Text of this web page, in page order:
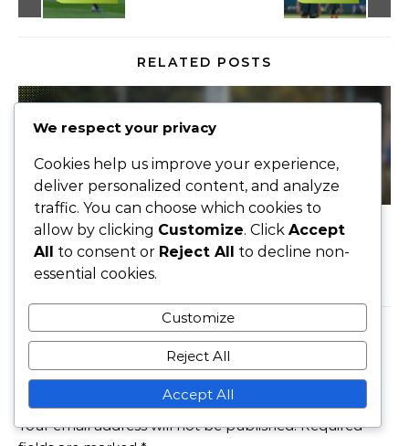
RELATED POSTS
Tactische Analyse van de 3-5-2 Formatie: Analyse
van de wedstrijdprestaties
LEAVE A REPLY
Your email address will not be published. Required
We respect your privacy
Cookies help us improve your experience,
deliver personalized content, and analyze
traffic. You can choose which cookies to
allow by clicking Customize. Click Accept
All to consent or Reject All to decline non-
essential cookies.
Customize
Reject All
Accept All